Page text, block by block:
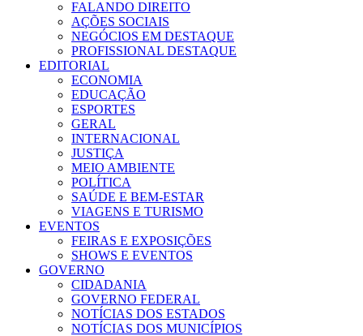
FALANDO DIREITO
AÇÕES SOCIAIS
NEGÓCIOS EM DESTAQUE
PROFISSIONAL DESTAQUE
EDITORIAL
ECONOMIA
EDUCAÇÃO
ESPORTES
GERAL
INTERNACIONAL
JUSTIÇA
MEIO AMBIENTE
POLÍTICA
SAÚDE E BEM-ESTAR
VIAGENS E TURISMO
EVENTOS
FEIRAS E EXPOSIÇÕES
SHOWS E EVENTOS
GOVERNO
CIDADANIA
GOVERNO FEDERAL
NOTÍCIAS DOS ESTADOS
NOTÍCIAS DOS MUNICÍPIOS